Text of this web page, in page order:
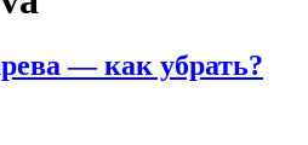
— как убрать?